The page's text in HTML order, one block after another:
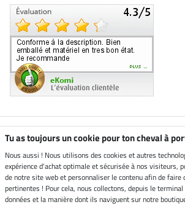
Boutique climatiquement
neutre
Livraison par
Tu as toujours un cookie pour ton cheval à
Nous aussi ! Nous utilisons des cookies et autres
expérience d'achat optimale et sécurisée à nos visiteurs,
de notre site web et personnaliser le contenu afin de faire
pertinentes ! Pour cela, nous collectons, depuis le
données et la manière dont ils naviguent sur notre